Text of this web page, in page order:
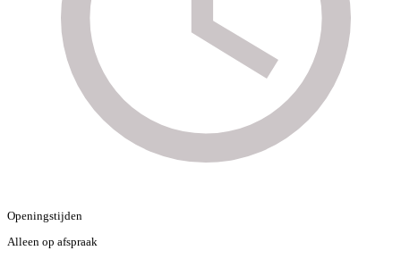
Openingstijden
Alleen op afspraak